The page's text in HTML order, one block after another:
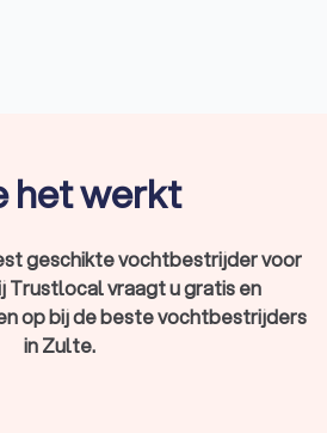
Uiteindelijk worden vochtige plekken
door een gebrek aan ventilatie of
via de vloer binnenkomt. Dit is
en kan leiden tot
ongedierte.
het werkt
geschikte vochtbestrijder voor
Trustlocal vraagt u gratis en
op bij de beste vochtbestrijders
in Zulte.